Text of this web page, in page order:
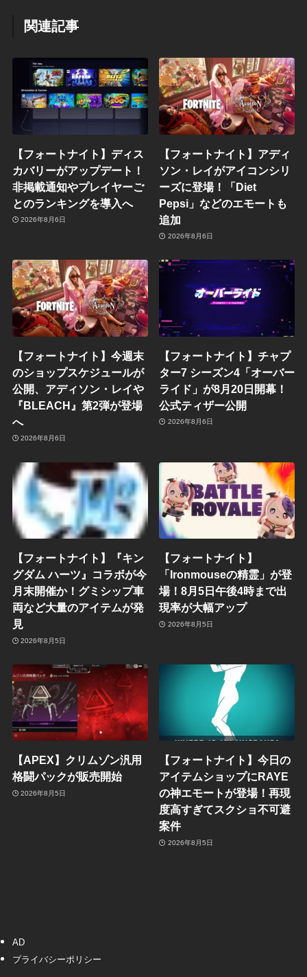
関連記事
【フォートナイト】ディス
カバリーがアップデート！
非掲載通知やプレイヤーご
とのランキングを導入へ
2026年8月6日
【フォートナイト】アディ
ソン・レイがアイコンシリ
ーズに登場！「Diet
Pepsi」などのエモートも
追加
2026年8月6日
【フォートナイト】今週末
のショップスケジュールが
公開、アディソン・レイや
『BLEACH』第2弾が登場
へ
2026年8月6日
【フォートナイト】チャプ
ター7 シーズン4「オーバー
ライド」が8月20日開幕！
公式ティザー公開
2026年8月6日
【フォートナイト】『キン
グダム ハーツ』コラボが今
月末開催か！グミシップ車
両など大量のアイテムが発
見
2026年8月5日
【フォートナイト】
「Ironmouseの精霊」が登
場！8月5日午後4時まで出
現率が大幅アップ
2026年8月5日
【APEX】クリムゾン汎用
格闘パックが販売開始
2026年8月5日
【フォートナイト】今日の
アイテムショップにRAYE
の神エモートが登場！再現
度高すぎてスクショ不可避
案件
2026年8月5日
AD
プライバシーポリシー